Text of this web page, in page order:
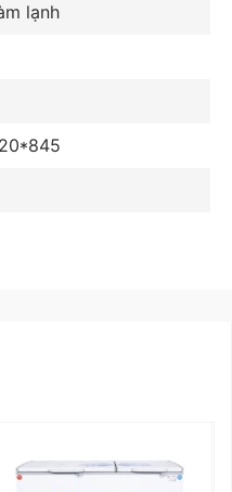
nguyên
49WF3
đông sâu hơn đến
nguy cơ thất thoát
kết hợp với
lạnh